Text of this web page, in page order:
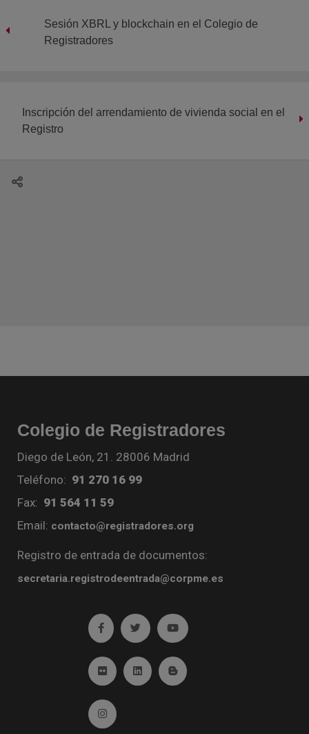
Sesión XBRL y blockchain en el Colegio de
Registradores
Inscripción del arrendamiento de vivienda social en el
Registro
Colegio de Registradores
Diego de León, 21. 28006 Madrid
Teléfono: 91 270 16 99
Fax: 91 564 11 59
Email: contacto@registradores.org
Registro de entrada de documentos:
secretaria.registrodeentrada@corpme.es
Ir a facebook (abre en ventana nueva)
Ir a twitter (abre en ventana nueva)
Ir a YouTube (abre en
Ir a Flickr (abre en ventana nueva)
Ir a Linkedin (abre en ventana nueva)
Ir al Blog (abre en ventana
Ir a Instagram (abre en ventana nueva)